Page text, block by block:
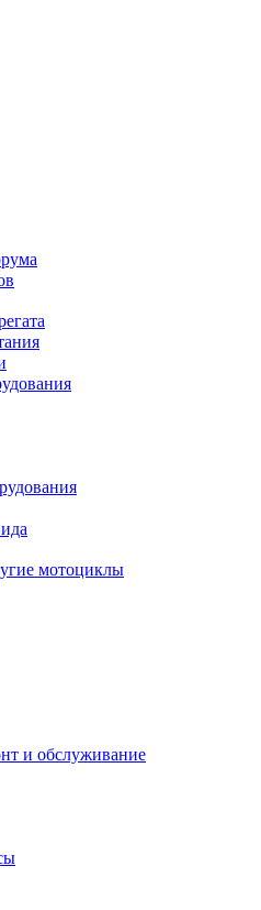
мотоциклы
и обслуживание